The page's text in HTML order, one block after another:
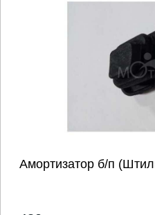
Амортизатор б/п